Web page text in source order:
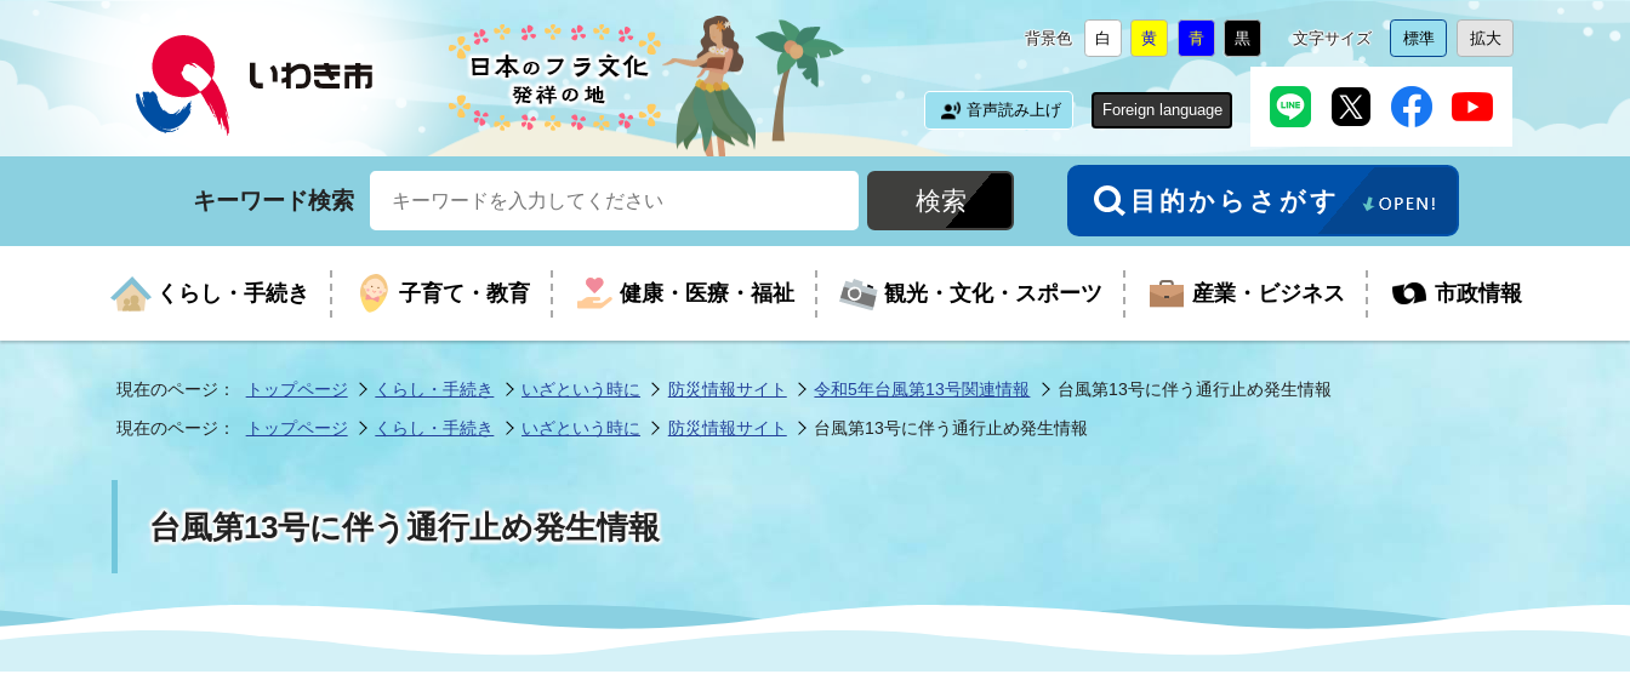
背景色
背
景
色
を
白
に
更
背
色
を
黄
に
更
背
色
を
青
に
更
背
景
黒
に
変
文字サイズ
文
字
サ
イ
を
標準
に
変
文
字
サ
イ
拡大
に
変
音声読み上げ
Foreign language
キーワード検索 目的からさがす
くらし・手続き
くらしの手続きガイド いざという時に 届出・証明
年金・保険 マイナンバー
まちづくり 地域情報 移住・定住 人権・男女共同参画
子育て・教育
生涯学習 子育て 教育
健康・医療・福祉
医療 健康 児童福祉
高齢者福祉・介護 地域包括ケア(介護予防等)
福祉に関するその他の情報
新型コロナウイルス感染症特
医療センター
観光・文化・スポーツ
お知らせ 年間イベントの案内 外国人観光客向けページ
目的から探す モデルコース
スポーツ 施設関連情報 教育旅行 国際・国内交流
産業・ビジネス
入札・契約 産業振興 廃棄物
企業立地 福祉・介護
保健・衛生 指定管理者 除染事業 環境法令等に基づく届出
市政情報
市の紹介 市長室 フラシティいわき
市の統計 広報
職員 行政計画 行政改革 公有財産
現在のページ： トップページ くらし・手続き いざという時に 防災情報サイト 令和5年台風第13号関連情報
台風第13号に伴う通行止め発生情報
現在のページ：
トップページ くらし・手続き いざという時に 防災情報サイト 台風第13号に伴う通行止め発生情報
台風第13号に伴う通行止め発生情報